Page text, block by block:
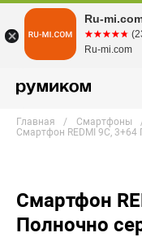
Главная Смартфоны
Смартфон REDMI 9C,
Смартфон
Полночно
Ru-
☆☆☆☆☆
★★★★★
Ru-mi.com